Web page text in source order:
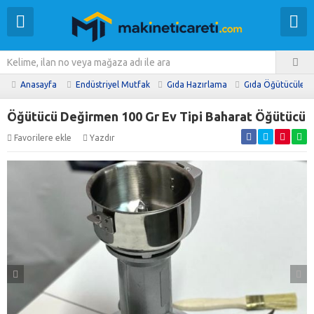
Anasayfa Endüstriyel Mutfak Gıda Hazırlama Gıda Öğütücüleri
Öğütücü Değirmen 100 Gr Ev Tipi Baharat Öğütücü
Favorilere ekle Yazdır